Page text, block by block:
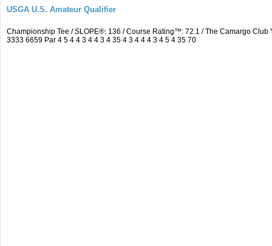
USGA U.S. Amateur Qualifier
Championship Tee / SLOPE®: 136 / Course Rating™: 72.1 / The Camargo
3333 6659 Par 4 5 4 4 3 4 4 3 4 35 4 3 4 4 4 3 4 5 4 35 70